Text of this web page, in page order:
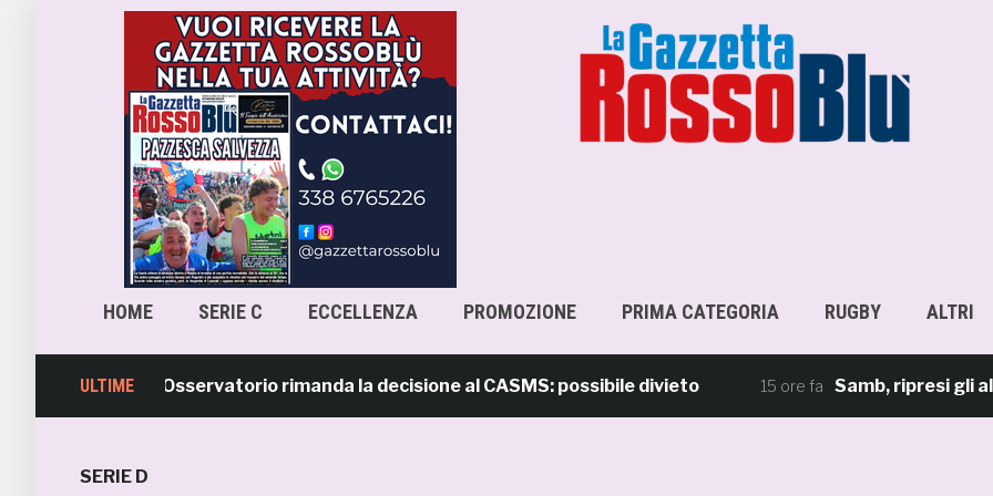
HOME SERIE C ECCELLENZA PROMOZIONE PRIMA CATEGORIA RUGBY ALTRI
ULTIME
Samb, l’Osservatorio rimanda la decisione al CASMS: possibile divieto 15 ore fa Samb, ripresi gli
SERIE D